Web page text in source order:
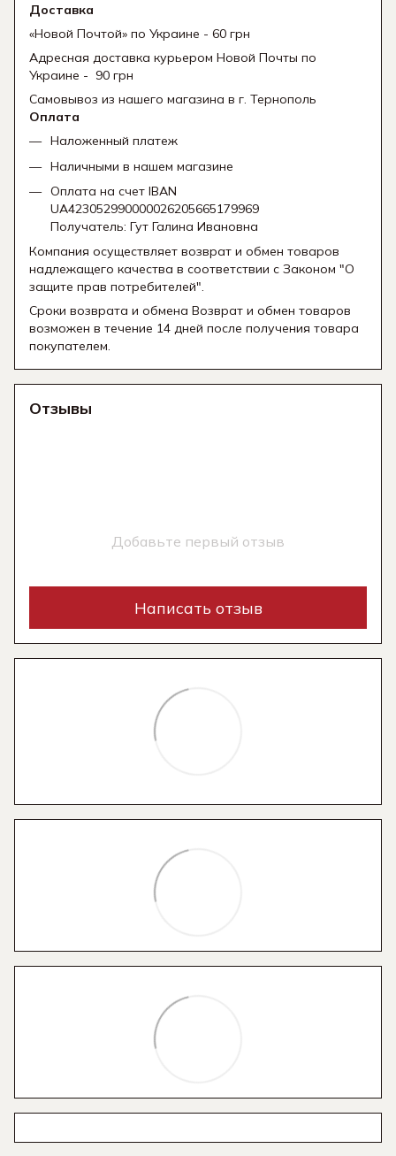
Доставка
«Новой Почтой» по Украине - 60 грн
Адресная доставка курьером Новой Почты по
Украине - 90 грн
Самовывоз из нашего магазина в г. Тернополь
Оплата
Наложенный платеж
Наличными в нашем магазине
Оплата на счет IBAN
UA423052990000026205665179969
Получатель: Гут Галина Ивановна
Компания осуществляет возврат и обмен товаров
надлежащего качества в соответствии с Законом "О
защите прав потребителей".
Сроки возврата и обмена Возврат и обмен товаров
возможен в течение 14 дней после получения товара
покупателем.
Отзывы
Добавьте первый отзыв
Написать отзыв